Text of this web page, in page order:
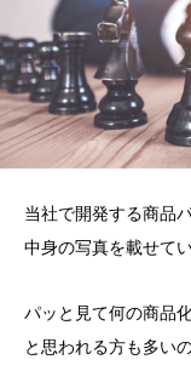
当社で開発する商品
中身の写真を載せて
パッと見て何の商品
と思われる方も多い